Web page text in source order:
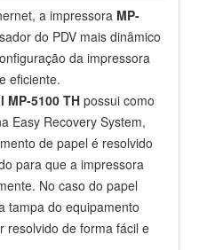
a impressora MP-
do PDV mais dinâmico
da impressora
eficiente.
5100 TH possui como
Easy Recovery System,
de papel é resolvido
para que a impressora
No caso do papel
tampa do equipamento
resolvido de forma fácil e